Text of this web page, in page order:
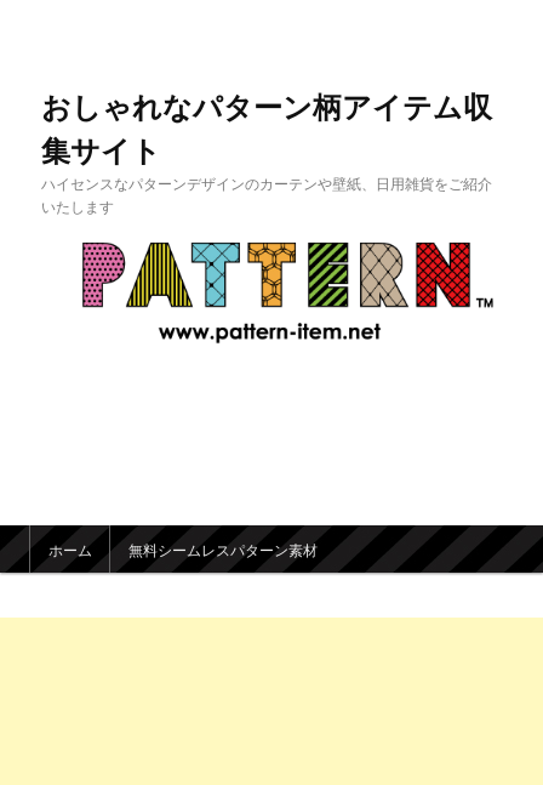
おしゃれなパターン柄アイテム収
集サイト
ハイセンスなパターンデザインのカーテンや壁紙、日用雑貨をご紹介
いたします
メインメニュー
メインコンテンツへ移動
サブコンテンツへ移動
ホーム 無料シームレスパターン素材